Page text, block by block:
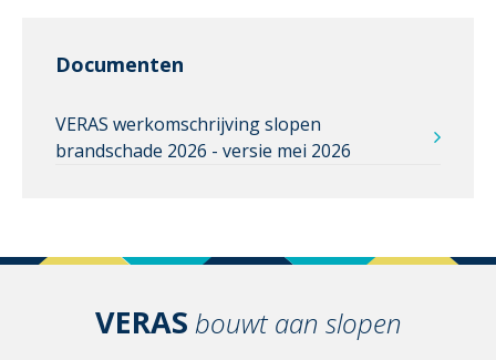
Documenten
VERAS werkomschrijving slopen
brandschade 2026 - versie mei 2026
VERAS bouwt aan slopen